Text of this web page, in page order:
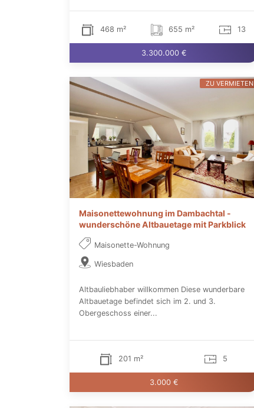
468 m² 655 m² 13
3.300.000 €
Maisonettewohnung im Dambachtal -
wunderschöne Altbauetage mit Parkblick
Maisonette-Wohnung
Wiesbaden
Altbauliebhaber willkommen Diese wunderbare
Altbauetage befindet sich im 2. und 3.
Obergeschoss einer...
201 m² 5
3.000 €
ZU VERMIETEN